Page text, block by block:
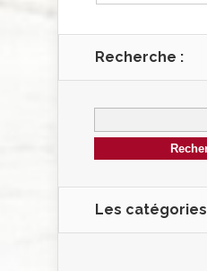
Recherche :
Les catégories